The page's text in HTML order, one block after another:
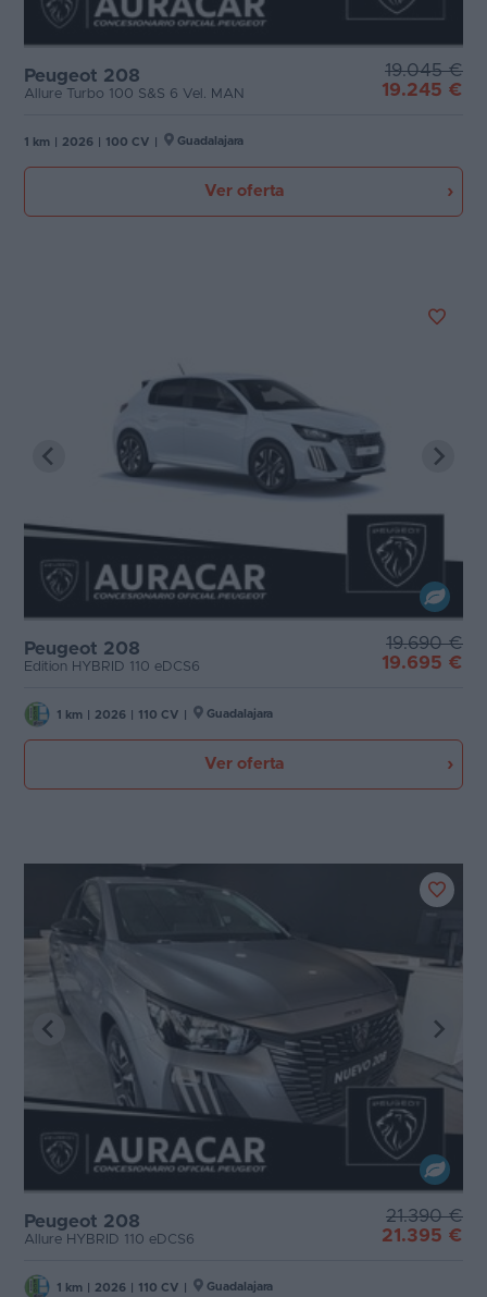
Peugeot 208
Allure Turbo 100 S&S 6 Vel. MAN
19.045 €
19.245 €
1 km 2026 100 CV Guadalajara
Ver oferta
Peugeot 208
Edition HYBRID 110 eDCS6
19.690 €
19.695 €
1 km 2026 110 CV Guadalajara
Ver oferta
Peugeot 208
Allure HYBRID 110 eDCS6
21.390 €
21.395 €
1 km 2026 110 CV Guadalajara